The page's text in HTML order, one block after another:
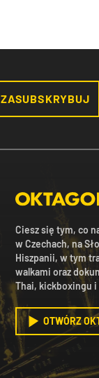
ZASUBSKRYBUJ
Ciesz się tym, co
w Czechach, na
Hiszpanii, w tym
walkami oraz
Thai, kickboxingu i
OTWÓRZ